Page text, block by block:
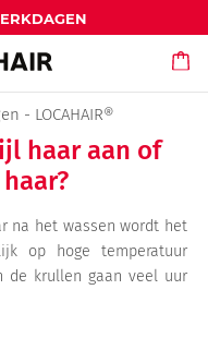
- LOCAHAIR®
haar aan of
na het wassen wordt het
op hoge temperatuur
de krullen gaan veel uur